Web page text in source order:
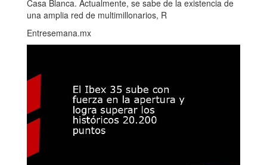
Casa Blanca. Actualmente, se sabe de la existencia de
una amplia red de multimillonarios, R
Entresemana.mx